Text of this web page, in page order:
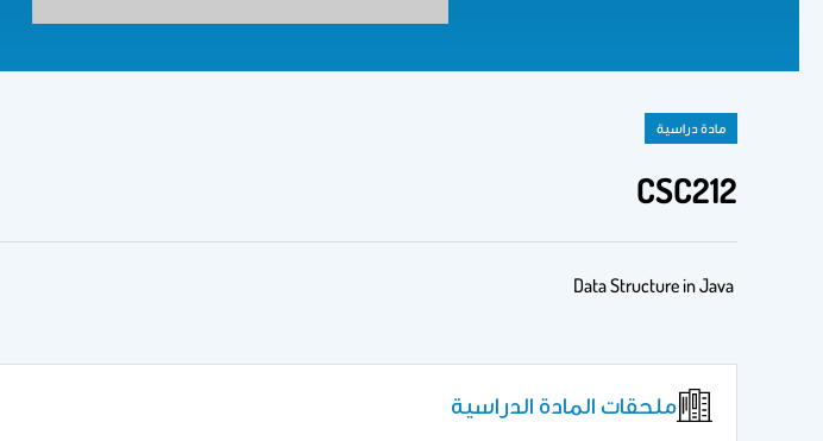
مادة دراسية
CSC212
ملحقات المادة الدراسية